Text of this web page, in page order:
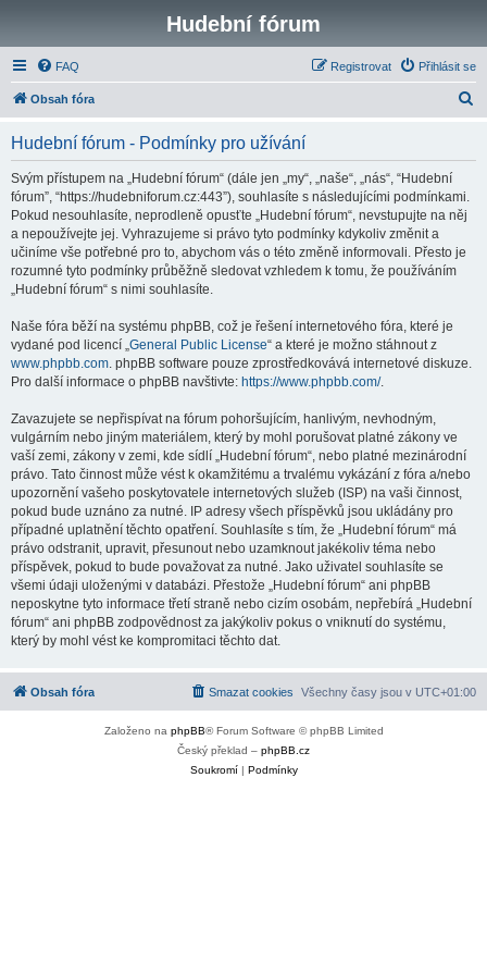
Hudební fórum
FAQ Přihlásit se
Registrovat
Obsah fóra
Hudební fórum - Podmínky pro užívání
Svým přístupem na „Hudební fórum“ (dále jen „my“, „naše“, „nás“, “Hudební
fórum”, “https://hudebniforum.cz:443”), souhlasíte s následujícími podmínkami.
Pokud nesouhlasíte, neprodleně opusťte „Hudební fórum“, nevstupujte na něj
a nepoužívejte jej. Vyhrazujeme si právo tyto podmínky kdykoliv změnit a
učiníme vše potřebné pro to, abychom vás o této změně informovali. Přesto je
rozumné tyto podmínky průběžně sledovat vzhledem k tomu, že používáním
„Hudební fórum“ s nimi souhlasíte.
Naše fóra běží na systému phpBB, což je řešení internetového fóra, které je
vydané pod licencí „General Public License“ a které je možno stáhnout z
www.phpbb.com. phpBB software pouze zprostředkovává internetové diskuze.
Pro další informace o phpBB navštivte: https://www.phpbb.com/.
Zavazujete se nepřispívat na fórum pohoršujícím, hanlivým, nevhodným,
vulgárním nebo jiným materiálem, který by mohl porušovat platné zákony ve
vaší zemi, zákony v zemi, kde sídlí „Hudební fórum“, nebo platné mezinárodní
právo. Tato činnost může vést k okamžitému a trvalému vykázání z fóra a/nebo
upozornění vašeho poskytovatele internetových služeb (ISP) na vaši činnost,
pokud bude uznáno za nutné. IP adresy všech příspěvků jsou ukládány pro
případné uplatnění těchto opatření. Souhlasíte s tím, že „Hudební fórum“ má
právo odstranit, upravit, přesunout nebo uzamknout jakékoliv téma nebo
příspěvek, pokud to bude považovat za nutné. Jako uživatel souhlasíte se
všemi údaji uloženými v databázi. Přestože „Hudební fórum“ ani phpBB
neposkytne tyto informace třetí straně nebo cizím osobám, nepřebírá „Hudební
fórum“ ani phpBB zodpovědnost za jakýkoliv pokus o vniknutí do systému,
který by mohl vést ke kompromitaci těchto dat.
Obsah fóra Všechny časy jsou v UTC+01:00
Smazat cookies
Založeno na phpBB® Forum Software © phpBB Limited
Český překlad – phpBB.cz
Soukromí| Podmínky